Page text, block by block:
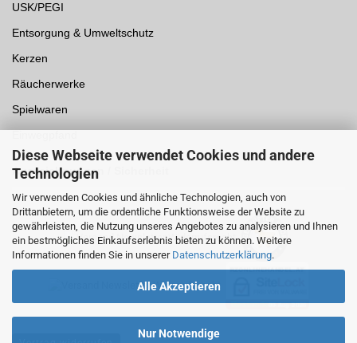
Diese Webseite verwendet Cookies und andere
Technologien
Wir verwenden Cookies und ähnliche Technologien, auch von
Drittanbietern, um die ordentliche Funktionsweise der Website zu
gewährleisten, die Nutzung unseres Angebotes zu analysieren und Ihnen
ein bestmögliches Einkaufserlebnis bieten zu können. Weitere
Informationen finden Sie in unserer Datenschutzerklärung.
Alle Akzeptieren
Nur Notwendige
USK/PEGI
Entsorgung & Umweltschutz
Kerzen
Räucherwerke
Spielwaren
Auszeichnungen /